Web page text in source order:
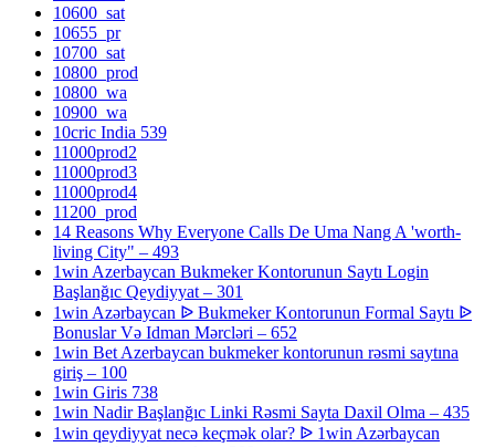
10600_sat
10655_pr
10700_sat
10800_prod
10800_wa
10900_wa
10cric India 539
11000prod2
11000prod3
11000prod4
11200_prod
14 Reasons Why Everyone Calls De Uma Nang A 'worth-
living City" – 493
1win Azerbaycan Bukmeker Kontorunun Saytı Login
Başlanğıc Qeydiyyat – 301
1win Azərbaycan ᐉ Bukmeker Kontorunun Formal Saytı ᐉ
Bonuslar Və Idman Mərcləri – 652
1win Bet Azerbaycan bukmeker kontorunun rəsmi saytına
giriş – 100
1win Giris 738
1win Nadir Başlanğıc Linki Rəsmi Sayta Daxil Olma – 435
1win qeydiyyat necə keçmək olar? ᐉ 1win Azərbaycan